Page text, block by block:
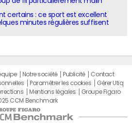
certains : ce sport est excellent
minutes régulières suffisent
Notre société Publicité
Contact
Paramétrer les cookies
Gérer Utiq
Mentions légales
Groupe Figaro
CCM Benchmark